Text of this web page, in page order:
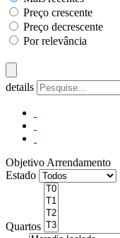
Preço crescente
Preço decrescente
Por relevância
details
Objetivo Arrendamento
Estado
Quartos